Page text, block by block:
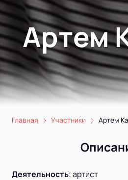
Артем
Главная Участники Артем
Деятельность:артист